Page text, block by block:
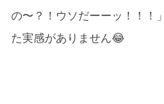
の〜？！ウソだーーッ！！！
た実感がありません😂